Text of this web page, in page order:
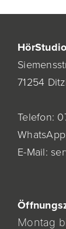
71254
Telefon:
E-Mail:
Öffnung
Montag